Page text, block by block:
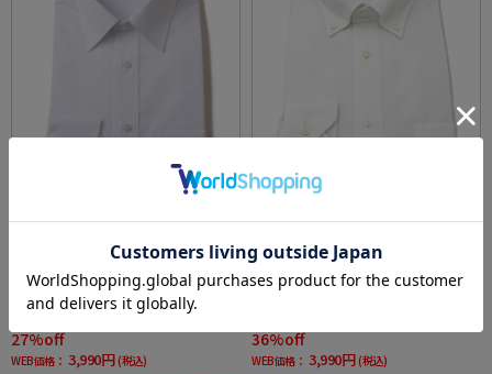
ｒｏ通年白無地【冠婚葬祭/リクルート使用
27%off
WEB価格： 3,990円 (税込)
アイシャツボタンダウンストレッチガルゼ柄i-
shirtワイシャツ通年
36%off
WEB価格： 3,990円 (税込)